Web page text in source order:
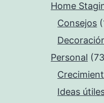
Home
Consejos
Personal
Ideas